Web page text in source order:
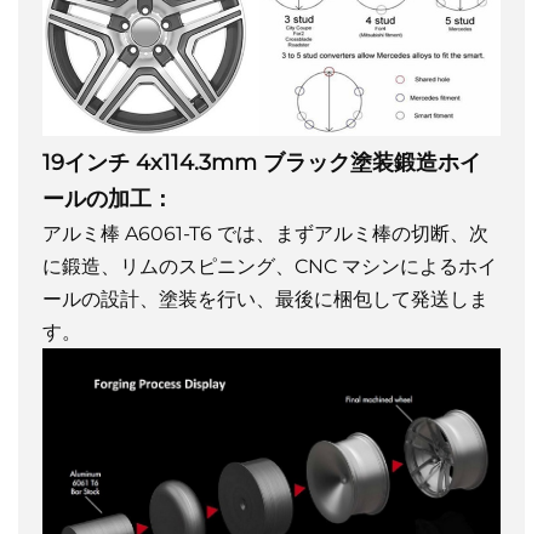
19インチ 4x114.3mm ブラック塗装鍛造ホイ
ールの加工：
アルミ棒 A6061-T6 では、まずアルミ棒の切断、次
に鍛造、リムのスピニング、CNC マシンによるホイ
ールの設計、塗装を行い、最後に梱包して発送しま
す。